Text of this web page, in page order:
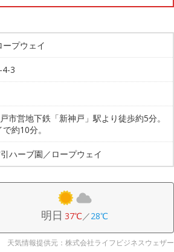
プウェイ
4-3
市営地下鉄「新神戸」駅より徒歩約5分。
約10分。
ハーブ園／ロープウェイ
明日 37℃／28℃
天気情報提供元：株式会社ライフビジネスウェザー